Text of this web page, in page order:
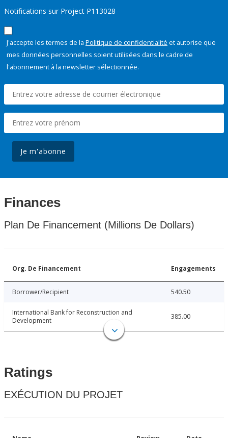
Notifications sur Project P113028
J'accepte les termes de la Politique de confidentialité et autorise que
mes données personnelles soient utilisées dans le cadre de
l'abonnement à la newsletter sélectionnée.
Je m'abonne
Finances
Plan De Financement (Millions De Dollars)
Org. De Financement Engagements
Borrower/Recipient 540.50
International Bank for Reconstruction and
Development
385.00
Ratings
EXÉCUTION DU PROJET